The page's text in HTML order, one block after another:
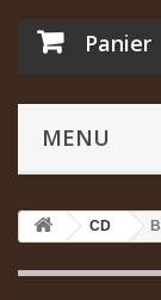
Panier
MENU
CD